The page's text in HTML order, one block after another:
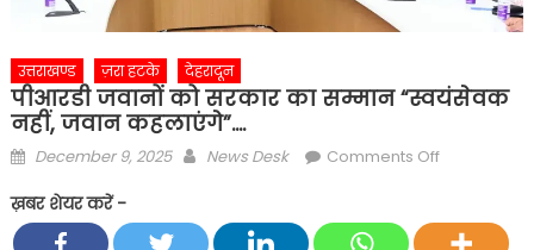
उत्तराखण्ड ज़रा हटके देहरादून
पीआरडी जवानों को सरकार का सम्मान “स्वयंसेवक
नहीं, जवान कहलाएंगे”….
Posted
December 9, 2025 Author
News Desk Comments Offon
को
ख़बर शेयर करें -